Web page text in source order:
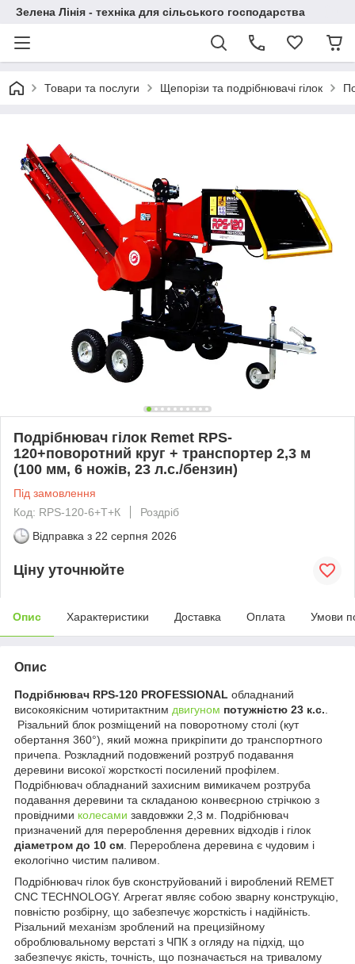
Зелена Лінія - техніка для сільського господарства
Товари та послуги Щепорізи та подрібнювачі гілок
Подрібнювач гілок Remet RPS-
120+поворотний круг + транспортер 2,3 м
(100 мм, 6 ножів, 23 л.с./бензин)
Під замовлення
Код: RPS-120-6+Т+К
Роздріб
Відправка з 22 серпня 2026
Ціну уточнюйте
Опис Характеристики Доставка Оплата Умови
Опис
Подрібнювач RPS-120 PROFESSIONAL обладнаний
високоякісним чотиритактним двигуном потужністю 23 к.с.
Різальний блок розміщений на поворотному столі (кут
обертання 360°), який можна прикріпити до транспортного
причепа. Розкладний подовжений розтруб подавання
деревини високої жорсткості посилений профілем.
Подрібнювач обладнаний захисним вимикачем розтруба
подавання деревини та складаною конвеєрною стрічкою з
провідними колесами завдовжки 2,3 м. Подрібнювач
призначений для перероблення деревних відходів і гілок
діаметром до 10 см . Перероблена деревина є чудовим і
екологічно чистим паливом.
Подрібнювач гілок був сконструйований і вироблений REMET
CNC TECHNOLOGY. Агрегат являє собою зварну конструкцію,
повністю розбірну, що забезпечує жорсткість і надійність.
Різальний механізм зроблений на прецизійному
оброблювальному верстаті з ЧПК з огляду на підхід, що
забезпечує якість, точність, що позначається на тривалому